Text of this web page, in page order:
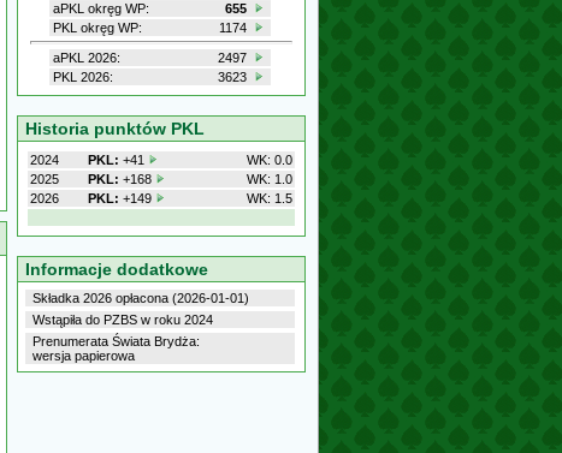
aPKL okręg WP:
655
PKL okręg WP:
1174
aPKL 2026:
2497
PKL 2026:
3623
Historia punktów PKL
2024 PKL: +41
WK: 0.0
2025
PKL: +168
WK: 1.0
2026
PKL: +149 WK: 1.5
Informacje dodatkowe
Składka 2026 opłacona (2026-01-01)
Wstąpiła do PZBS w roku 2024
Prenumerata Świata Brydża:
wersja papierowa